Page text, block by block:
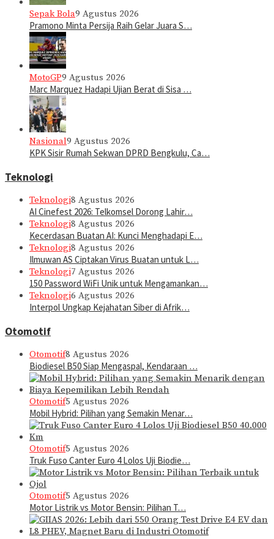
Sepak Bola9 Agustus 2026
Pramono Minta Persija Raih Gelar Juara S…
MotoGP9 Agustus 2026
Marc Marquez Hadapi Ujian Berat di Sisa …
Nasional9 Agustus 2026
KPK Sisir Rumah Sekwan DPRD Bengkulu, Ca…
Teknologi
Teknologi8 Agustus 2026
AI Cinefest 2026: Telkomsel Dorong Lahir…
Teknologi8 Agustus 2026
Kecerdasan Buatan AI: Kunci Menghadapi E…
Teknologi8 Agustus 2026
Ilmuwan AS Ciptakan Virus Buatan untuk L…
Teknologi7 Agustus 2026
150 Password WiFi Unik untuk Mengamankan…
Teknologi6 Agustus 2026
Interpol Ungkap Kejahatan Siber di Afrik…
Otomotif
Otomotif8 Agustus 2026
Biodiesel B50 Siap Mengaspal, Kendaraan …
Otomotif5 Agustus 2026
Mobil Hybrid: Pilihan yang Semakin Menar…
Otomotif5 Agustus 2026
Truk Fuso Canter Euro 4 Lolos Uji Biodie…
Otomotif5 Agustus 2026
Motor Listrik vs Motor Bensin: Pilihan T…